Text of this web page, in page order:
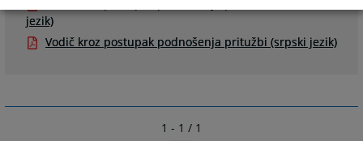
jezik)
Vodič kroz postupak podnošenja pritužbi (srpski jezik)
1 - 1 / 1